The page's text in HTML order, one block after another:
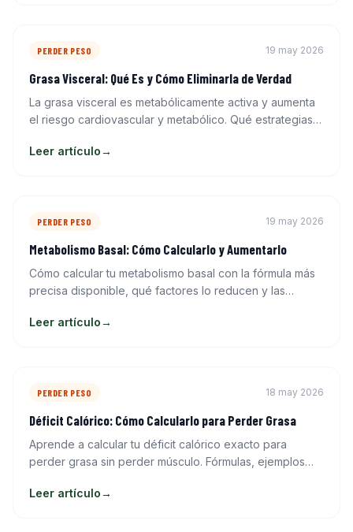
PERDER PESO 19 may 2026
Grasa Visceral: Qué Es y Cómo Eliminarla de Verdad
La grasa visceral es metabólicamente activa y aumenta
el riesgo cardiovascular y metabólico. Qué estrategias
grasa.
Leer artículo→
PERDER PESO 19 may 2026
Metabolismo Basal: Cómo Calcularlo y Aumentarlo
Cómo calcular tu metabolismo basal con la fórmula más
precisa disponible, qué factores lo reducen y las
real.
Leer artículo→
PERDER PESO 18 may 2026
Déficit Calórico: Cómo Calcularlo para Perder Grasa
Aprende a calcular tu déficit calórico exacto para
perder grasa sin perder músculo. Fórmulas, ejemplos
Leer artículo→